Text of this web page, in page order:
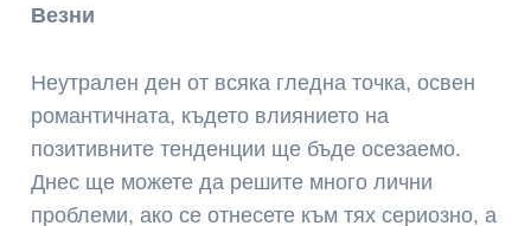
Везни
Неутрален ден от всяка гледна точка, освен
романтичната, където влиянието на
позитивните тенденции ще бъде осезаемо.
Днес ще можете да решите много лични
проблеми, ако се отнесете към тях сериозно, а